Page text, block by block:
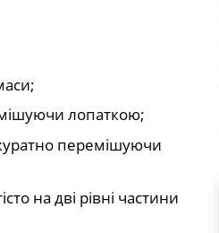
лопаткою;
перемішуючи
на дві рівні частини